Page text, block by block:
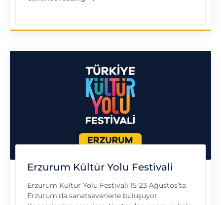
"İzmir Kültür Yolu Festivali"
Erzurum Kültür Yolu Festivali
Erzurum Kültür Yolu Festivali 15-23 Ağustos’ta
Erzurum’da sanatseverlerle buluşuyor.